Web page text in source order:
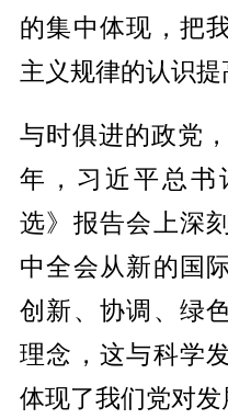
的集中体现，把
主义规律的认识提
与时俱进的政党
年，习近平总书
选》报告会上深
中全会从新的国
创新、协调、绿
理念，这与科学
体现了我们党对发